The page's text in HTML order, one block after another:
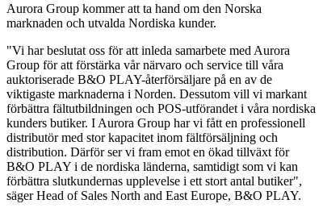
Aurora Group kommer att ta hand om den Norska
marknaden och utvalda Nordiska kunder.
"Vi har beslutat oss för att inleda samarbete med Aurora
Group för att förstärka vår närvaro och service till våra
auktoriserade B&O PLAY-återförsäljare på en av de
viktigaste marknaderna i Norden. Dessutom vill vi markant
förbättra fältutbildningen och POS-utförandet i våra nordiska
kunders butiker. I Aurora Group har vi fått en professionell
distributör med stor kapacitet inom fältförsäljning och
distribution. Därför ser vi fram emot en ökad tillväxt för
B&O PLAY i de nordiska länderna, samtidigt som vi kan
förbättra slutkundernas upplevelse i ett stort antal butiker",
säger Head of Sales North and East Europe, B&O PLAY.